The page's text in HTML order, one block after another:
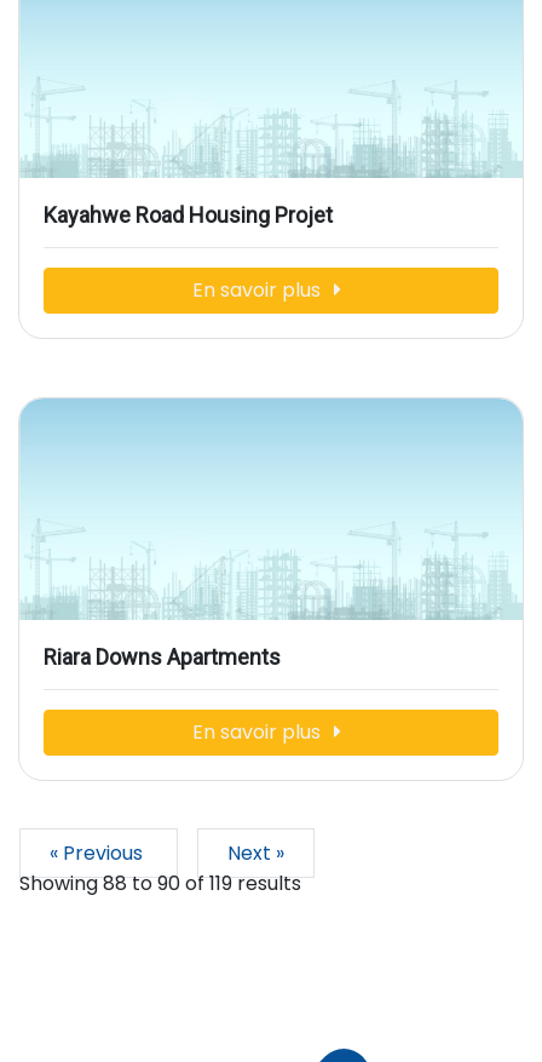
Kayahwe Road Housing Projet
En savoir plus
Riara Downs Apartments
En savoir plus
« Previous
Next »
Showing88to90of119results